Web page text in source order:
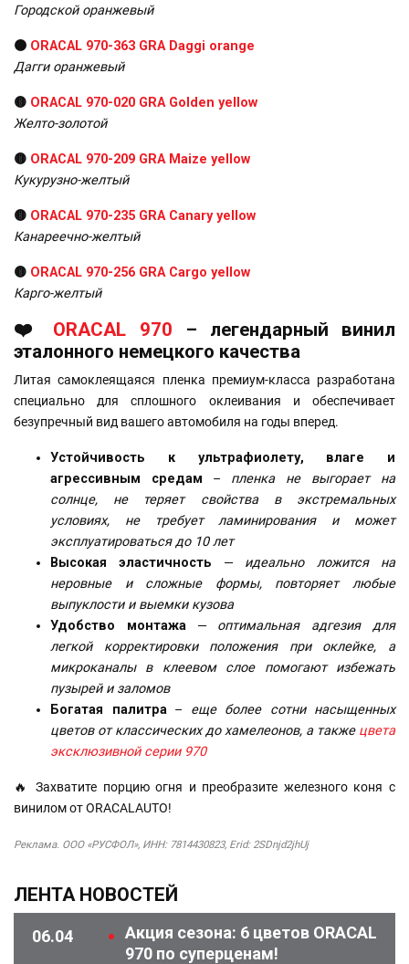
Городской оранжевый
🟠 ORACAL 970-363 GRA Daggi orange
Дагги оранжевый
🟡 ORACAL 970-020 GRA Golden yellow
Желто-золотой
🟡 ORACAL 970-209 GRA Maize yellow
Кукурузно-желтый
🟡 ORACAL 970-235 GRA Canary yellow
Канареечно-желтый
🟡 ORACAL 970-256 GRA Cargo yellow
Карго-желтый
❤️ ORACAL 970 – легендарный винил
эталонного немецкого качества
Литая самоклеящаяся пленка премиум-класса разработана
специально для сплошного оклеивания и обеспечивает
безупречный вид вашего автомобиля на годы вперед.
Устойчивость к ультрафиолету, влаге и
агрессивным средам – пленка не выгорает на
солнце, не теряет свойства в экстремальных
условиях, не требует ламинирования и может
эксплуатироваться до 10 лет
Высокая эластичность — идеально ложится на
неровные и сложные формы, повторяет любые
выпуклости и выемки кузова
Удобство монтажа— оптимальная адгезия для
легкой корректировки положения при оклейке, а
микроканалы в клеевом слое помогают избежать
пузырей и заломов
Богатая палитра– еще более сотни насыщенных
цветов от классических до хамелеонов, а также цвета
эксклюзивной серии 970
🔥 Захватите порцию огня и преобразите железного коня с
винилом от ORACALAUTO!
Реклама. ООО «РУСФОЛ», ИНН: 7814430823, Erid: 2SDnjd2jhUj
ЛЕНТА НОВОСТЕЙ
06.04
Акция сезона: 6 цветов ORACAL
970 по суперценам!